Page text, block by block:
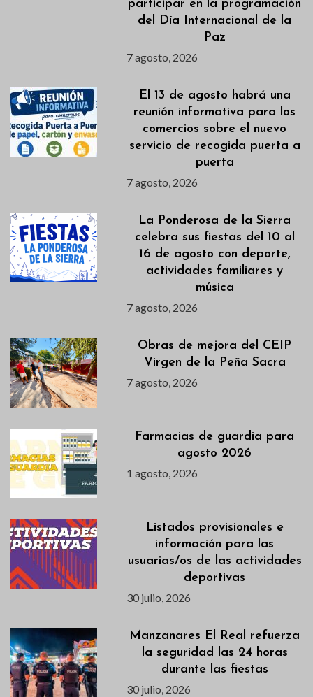
participar en la programación
del Día Internacional de la
Paz
7 agosto, 2026
El 13 de agosto habrá una
reunión informativa para los
comercios sobre el nuevo
servicio de recogida puerta a
puerta
7 agosto, 2026
La Ponderosa de la Sierra
celebra sus fiestas del 10 al
16 de agosto con deporte,
actividades familiares y
música
7 agosto, 2026
Obras de mejora del CEIP
Virgen de la Peña Sacra
7 agosto, 2026
Farmacias de guardia para
agosto 2026
1 agosto, 2026
Listados provisionales e
información para las
usuarias/os de las actividades
deportivas
30 julio, 2026
Manzanares El Real refuerza
la seguridad las 24 horas
durante las fiestas
30 julio, 2026